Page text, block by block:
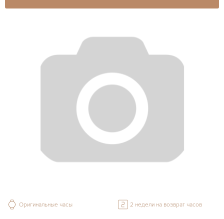
Оригинальные часы 2 недели на возврат часов